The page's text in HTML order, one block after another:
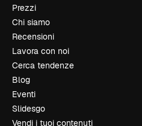
Prezzi
Chi siamo
Recensioni
Lavora con noi
Cerca tendenze
Blog
Eventi
Slidesgo
Vendi i tuoi contenuti